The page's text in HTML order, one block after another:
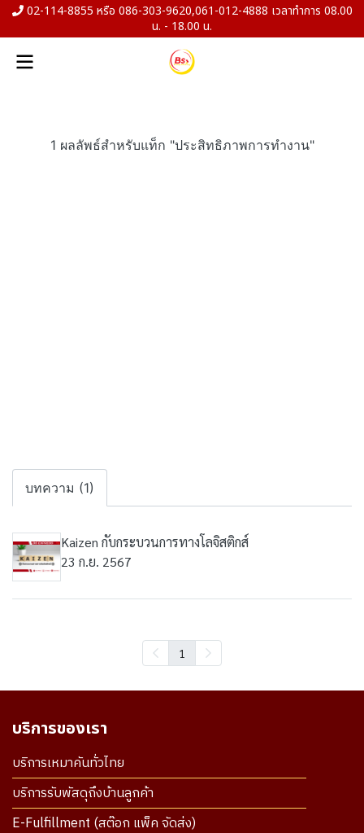
02-114-8855 หรือ 086-303-9620,061-012-4888 เวลาทำการ 08.00
น. - 18.00 น.
1 ผลลัพธ์สำหรับแท็ก "ประสิทธิภาพการทำงาน"
บทความ (1)
Kaizen กับกระบวนการทางโลจิสติกส์
23 ก.ย. 2567
1
บริการของเรา
บริการเหมาคันทั่วไทย
บริการรับพัสดุถึงบ้านลูกค้า
E-Fulfillment (สต๊อก แพ็ค จัดส่ง)